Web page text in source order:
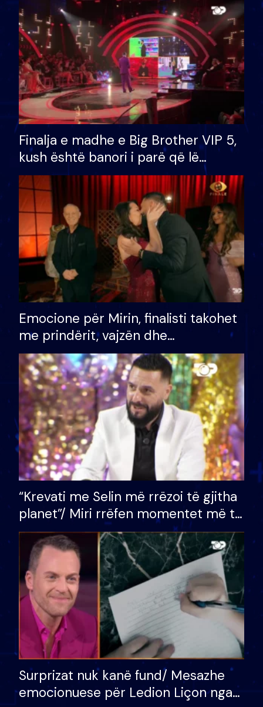
Finalja e madhe e Big Brother VIP 5,
kush është banori i parë që lë
shtëpinë dhe humb mundësinë për
të fituar çmimin e madh
Emocione për Mirin, finalisti takohet
me prindërit, vajzën dhe
bashkëshorten: S’kemi ndonjë letër
divorci apo jo?
“Krevati me Selin më rrëzoi të gjitha
planet”/ Miri rrëfen momentet më të
bukura në shtëpinë e BB VIP: Do më
mungojë zilja e mëngjesit kur…
Surprizat nuk kanë fund/ Mesazhe
emocionuese për Ledion Liçon nga